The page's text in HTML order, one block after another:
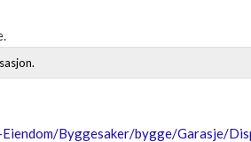
Byggesaker/bygge/Garasje/